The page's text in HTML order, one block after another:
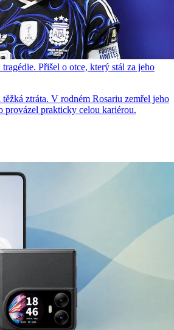
Přišel o otce, který stál za jeho
ztráta. V rodném Rosariu zemřel jeho
provázel prakticky celou kariérou.